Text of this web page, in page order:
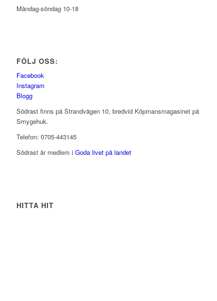
Måndag-söndag 10-18
FÖLJ OSS:
Facebook
Instagram
Blogg
Södrast finns på Strandvägen 10, bredvid Köpmansmagasinet på
Smygehuk.
Telefon: 0705-443145
Södrast är medlem i Goda livet på landet
HITTA HIT